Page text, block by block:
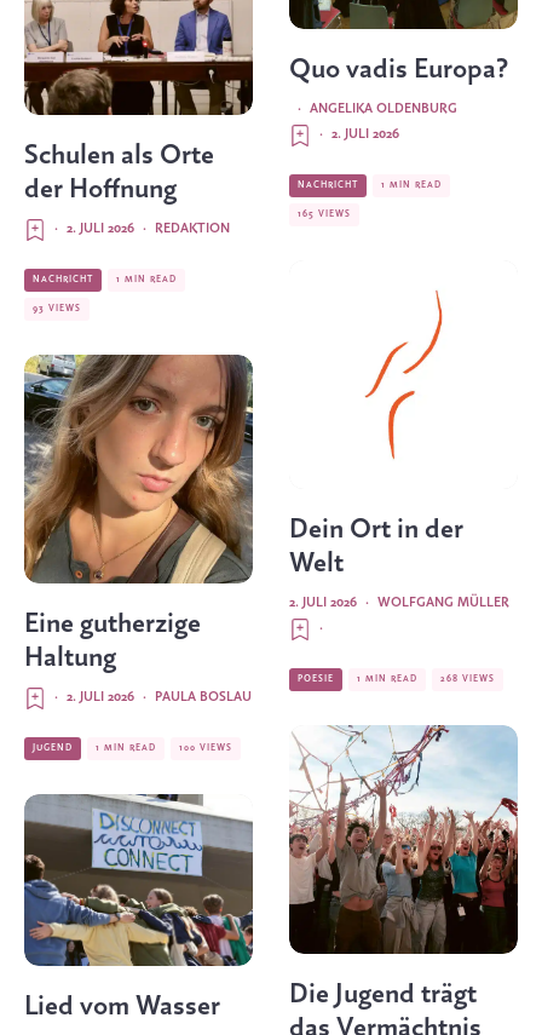
Schulen als Orte
der Hoffnung
REDAKTION
·
2. JULI 2026
·
NACHRICHT 1 MIN READ
93 VIEWS
Eine gutherzige
Haltung
PAULA BOSLAU
·
2. JULI 2026
·
JUGEND 1 MIN READ 100 VIEWS
Lied vom Wasser
Quo vadis Europa?
ANGELIKA OLDENBURG
·
2. JULI 2026
·
NACHRICHT 1 MIN READ
165 VIEWS
Dein Ort in der
Welt
WOLFGANG MÜLLER
·
2. JULI 2026
·
POESIE 1 MIN READ 268 VIEWS
Die Jugend trägt
das Vermächtnis